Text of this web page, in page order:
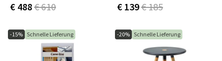
€ 488€ 610 € 139€ 185
-15% Schnelle Lieferung -20% Schnelle Lieferung